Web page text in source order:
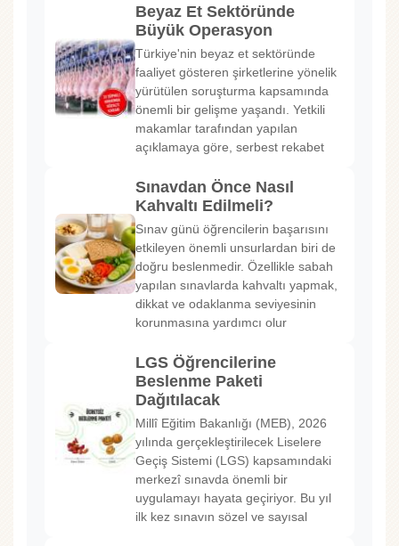
Beyaz Et Sektöründe
Büyük Operasyon
Türkiye'nin beyaz et sektöründe
faaliyet gösteren şirketlerine yönelik
yürütülen soruşturma kapsamında
önemli bir gelişme yaşandı. Yetkili
makamlar tarafından yapılan
açıklamaya göre, serbest rekabet
Sınavdan Önce Nasıl
Kahvaltı Edilmeli?
Sınav günü öğrencilerin başarısını
etkileyen önemli unsurlardan biri de
doğru beslenmedir. Özellikle sabah
yapılan sınavlarda kahvaltı yapmak,
dikkat ve odaklanma seviyesinin
korunmasına yardımcı olur
LGS Öğrencilerine
Beslenme Paketi
Dağıtılacak
Millî Eğitim Bakanlığı (MEB), 2026
yılında gerçekleştirilecek Liselere
Geçiş Sistemi (LGS) kapsamındaki
merkezî sınavda önemli bir
uygulamayı hayata geçiriyor. Bu yıl
ilk kez sınavın sözel ve sayısal